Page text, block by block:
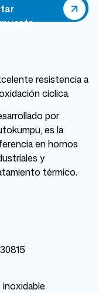
resistencia a
cíclica.
por
es la
en hornos
y
térmico.
inoxidable